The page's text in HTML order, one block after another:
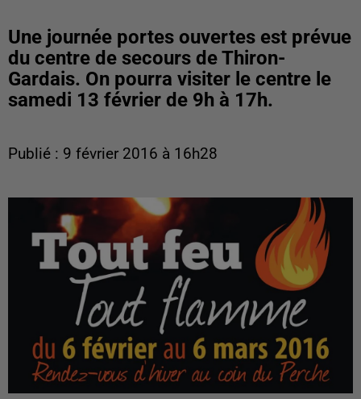
Une journée portes ouvertes est prévue
du centre de secours de Thiron-
Gardais. On pourra visiter le centre le
samedi 13 février de 9h à 17h.
Publié : 9 février 2016 à 16h28